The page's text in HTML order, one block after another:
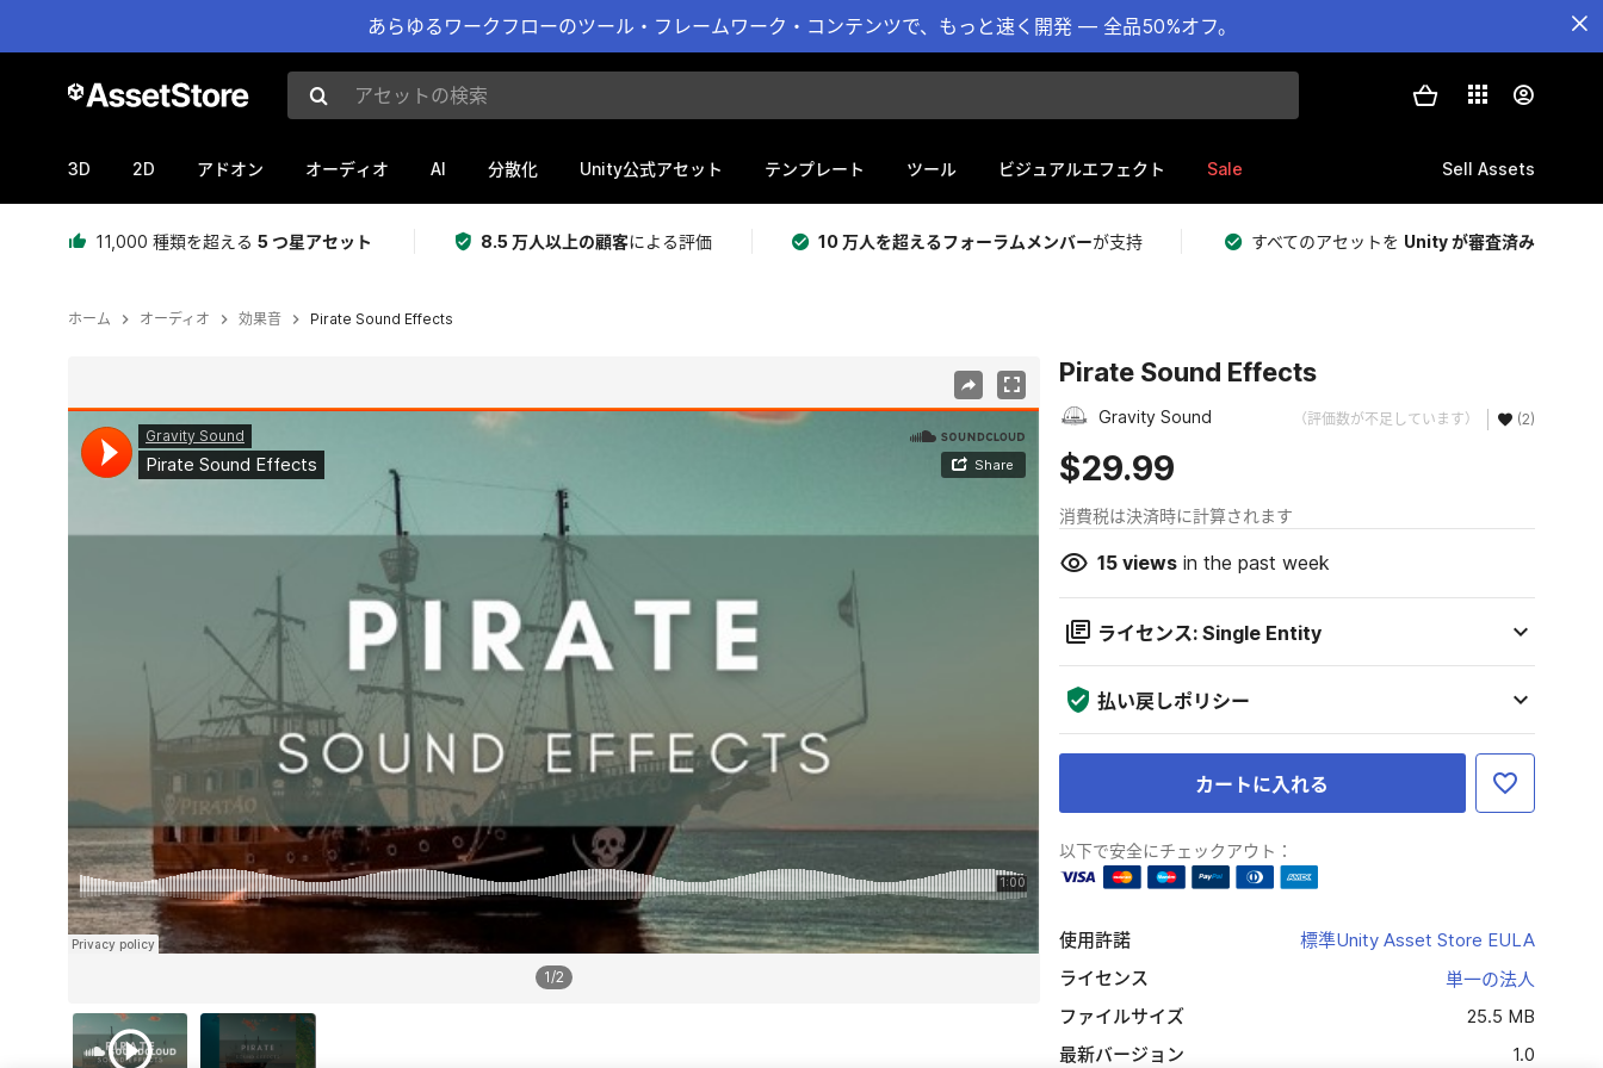
あらゆるワークフローのツール・フレームワーク・コンテンツで、もっと速く開発 — 全品50%オフ。
アセットの検索
3D 2D アドオン オーディオ AI 分散化 Unity公式アセット テンプレート ツール ビジュアルエフェクト Sale Sell Assets
11,000 種類を超える 5 つ星アセット 8.5 万人以上の顧客による評価 10 万人を超えるフォーラムメンバーが支持 すべてのアセットを Unity が審査済み
ホーム オーディオ 効果音 Pirate Sound Effects
1/2
Pirate Sound Effects
Gravity Sound （評価数が不足しています） (2)
$29.99
消費税は決済時に計算されます
15viewsin the past week
ライセンス: Single Entity
払い戻しポリシー
カートに入れる
以下で安全にチェックアウト：
使用許諾
標準Unity Asset Store EULA
ライセンス
単一の法人
ファイルサイズ
25.5 MB
最新バージョン
1.0